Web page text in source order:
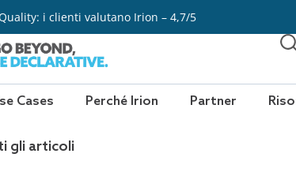
i clienti valutano Irion – 4,7/5
Cases Perché Irion Partner
gli articoli